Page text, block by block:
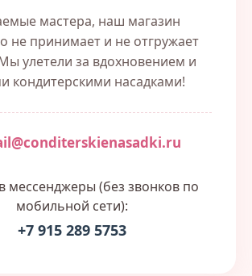
мастера, наш магазин
не принимает и не отгружает
улетели за вдохновением и
кондитерскими насадками!
мессенджеры (без звонков по
мобильной сети):
+7 915 289 5753